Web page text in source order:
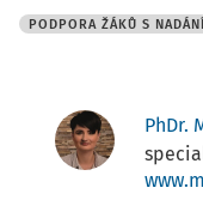
PODPORA ŽÁKŮ S
PhDr.